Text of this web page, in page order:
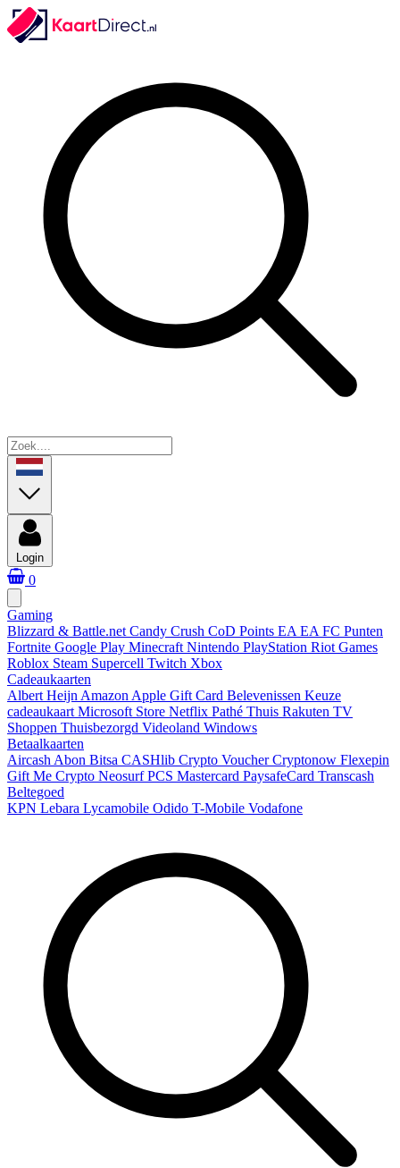
Login
0
Gaming
Blizzard & Battle.net Candy Crush CoD Points EA EA FC Punten
Fortnite Google Play Minecraft Nintendo PlayStation Riot Games
Roblox Steam Supercell Twitch Xbox
Cadeaukaarten
Albert Heijn Amazon Apple Gift Card Belevenissen Keuze
cadeaukaart Microsoft Store Netflix Pathé Thuis Rakuten TV
Shoppen Thuisbezorgd Videoland Windows
Betaalkaarten
Aircash Abon Bitsa CASHlib Crypto VoucherCryptonow Flexepin
Gift Me Crypto NeosurfPCS Mastercard PaysafeCard Transcash
Beltegoed
KPN Lebara Lycamobile Odido T-Mobile Vodafone